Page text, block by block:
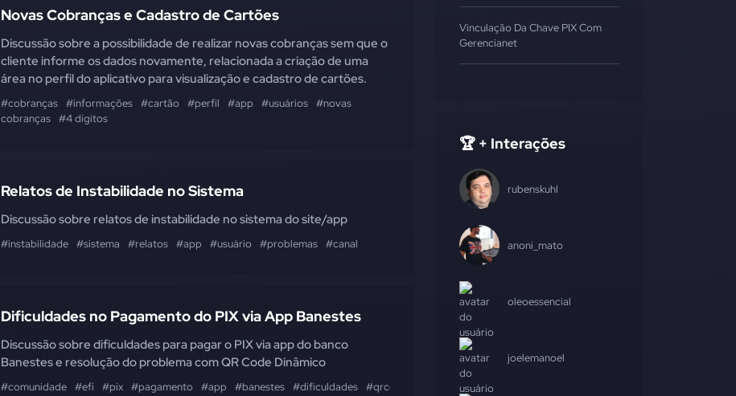
Novas Cobranças e Cadastro de Cartões
Discussão sobre a possibilidade de realizar novas cobranças sem que o
cliente informe os dados novamente, relacionada a criação de uma
área no perfil do aplicativo para visualização e cadastro de cartões.
#cobranças #informações #cartão #perfil #app #usuários #novas
cobranças #4 dígitos
Relatos de Instabilidade no Sistema
Discussão sobre relatos de instabilidade no sistema do site/app
#instabilidade #sistema #relatos #app #usuário #problemas #canal
Dificuldades no Pagamento do PIX via App Banestes
Discussão sobre dificuldades para pagar o PIX via app do banco
Banestes e resolução do problema com QR Code Dinâmico
#comunidade #efí #pix #pagamento #app #banestes #dificuldades #qrcode #endpoint #falhas
Vinculação Da Chave PIX Com
Gerencianet
🏆 + Interações
rubenskuhl
anoni_mato
oleoessencial
joelemanoel